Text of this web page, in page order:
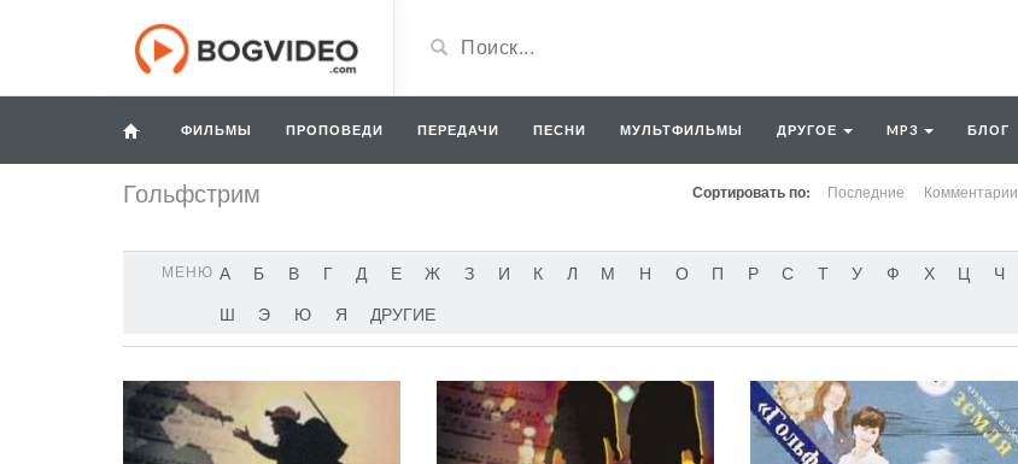
ФИЛЬМЫ ПРОПОВЕДИ ПЕРЕДАЧИ ПЕСНИ МУЛЬТФИЛЬМЫ ДРУГОЕ MP3 БЛОГ
Гольфстрим Сортировать по: Последние Комментарии
МЕНЮ А Б В Г Д Е Ж З И К Л М Н О П Р С Т У Ф Х Ц
Ч
Ш
Э Ю Я ДРУГИЕ